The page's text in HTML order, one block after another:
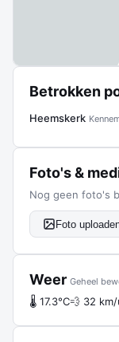
Betrokken
Heemskerk
Foto's &
Nog geen foto's
Foto
Weer Geheel
🌡 17.3°C💨 32 km/